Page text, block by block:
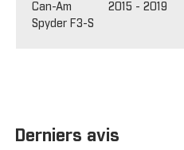
Can-Am
Spyder F3-S
2015 - 2019
Derniers avis